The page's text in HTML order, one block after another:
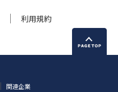
利用規約
関連企業